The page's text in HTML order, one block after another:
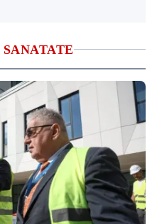
SANATATE